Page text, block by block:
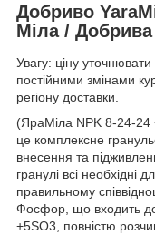
Добриво
Міла / Добрива
Увагу: ціну
постійними змінами
регіону доставки.
(ЯраМіла NPK 8-24-
це комплексне
внесення та
гранулі всі
правильному
Фосфор, що входить
+5SO3, повністю